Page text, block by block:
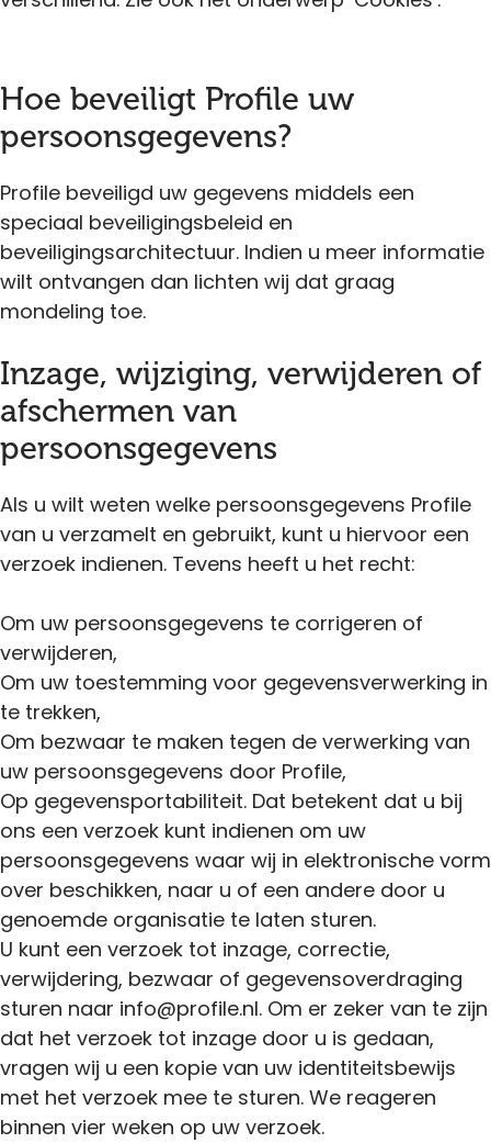
Hoe beveiligt Profile uw
persoonsgegevens?
Profile beveiligd uw gegevens middels een
speciaal beveiligingsbeleid en
beveiligingsarchitectuur. Indien u meer informatie
wilt ontvangen dan lichten wij dat graag
mondeling toe.
Inzage, wijziging, verwijderen of
afschermen van
persoonsgegevens
Als u wilt weten welke persoonsgegevens Profile
van u verzamelt en gebruikt, kunt u hiervoor een
verzoek indienen. Tevens heeft u het recht:
Om uw persoonsgegevens te corrigeren of
verwijderen,
Om uw toestemming voor gegevensverwerking in
te trekken,
Om bezwaar te maken tegen de verwerking van
uw persoonsgegevens door Profile,
Op gegevensportabiliteit. Dat betekent dat u bij
ons een verzoek kunt indienen om uw
persoonsgegevens waar wij in elektronische vorm
over beschikken, naar u of een andere door u
genoemde organisatie te laten sturen.
U kunt een verzoek tot inzage, correctie,
verwijdering, bezwaar of gegevensoverdraging
sturen naar info@profile.nl. Om er zeker van te zijn
dat het verzoek tot inzage door u is gedaan,
vragen wij u een kopie van uw identiteitsbewijs
met het verzoek mee te sturen. We reageren
binnen vier weken op uw verzoek.